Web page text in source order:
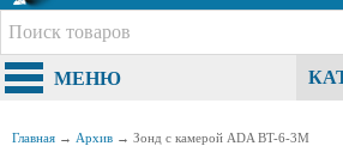
МЕНЮ
Главная → Архив → Зонд с камерой ADA BT-6-3M